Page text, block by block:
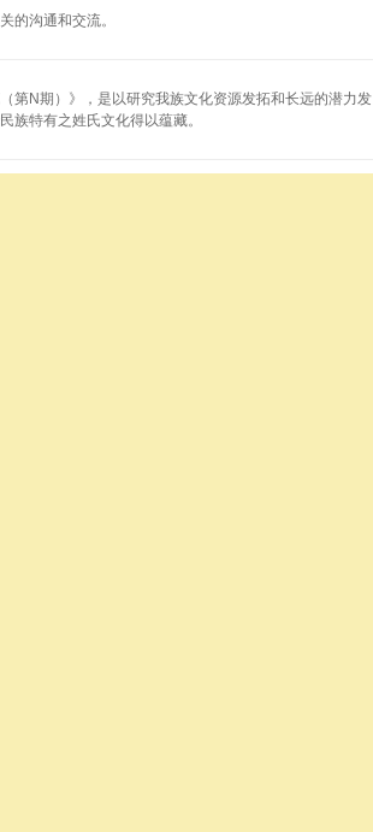
的沟通和交流。
第N期）》，是以研究我族文化资源发拓和长远的潜力发
族特有之姓氏文化得以蕴藏。